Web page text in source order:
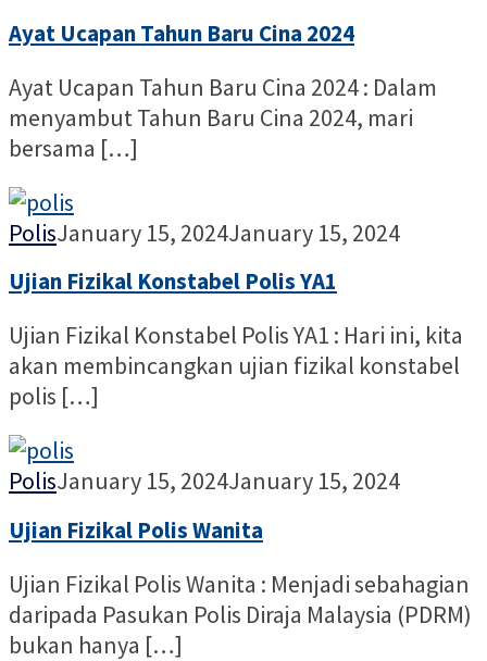
Ayat Ucapan Tahun Baru Cina 2024
Ayat Ucapan Tahun Baru Cina 2024 : Dalam
menyambut Tahun Baru Cina 2024, mari
bersama […]
PolisNur
January 15, 2024January 15, 2024
Ujian Fizikal Konstabel Polis YA1
Ujian Fizikal Konstabel Polis YA1 : Hari ini, kita
akan membincangkan ujian fizikal konstabel
polis […]
PolisNur
January 15, 2024January 15, 2024
Ujian Fizikal Polis Wanita
Ujian Fizikal Polis Wanita : Menjadi sebahagian
daripada Pasukan Polis Diraja Malaysia (PDRM)
bukan hanya […]